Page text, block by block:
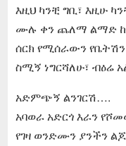
እዚህ ካንቺ ግቢ፣ እዚሁ
ሙሉ ቀን ጨለማ ልማድ
ሰርክ የሚሰራውን
ስሚኝ ነግርሻለሁ፣ ብዕሬ
አድምጭኝ ልንገርሽ….
አባወራ አድርጎ እራን
የገዛ ወንድሙን ያንችን